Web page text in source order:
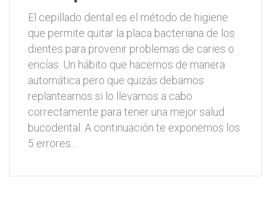
El cepillado dental es el método de higiene
que permite quitar la placa bacteriana de los
dientes para provenir problemas de caries o
encías. Un hábito que hacemos de manera
automática pero que quizás debamos
replantearnos si lo llevamos a cabo
correctamente para tener una mejor salud
bucodental. A continuación te exponemos los
5 errores…